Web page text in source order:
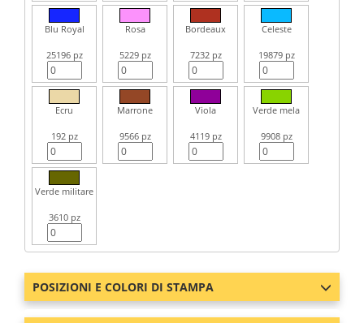
Blu Royal
25196 pz
Rosa
5229 pz
Bordeaux
7232 pz
Celeste
19879 pz
Ecru
192 pz
Marrone
9566 pz
Viola
4119 pz
Verde mela
9908 pz
Verde militare
3610 pz
POSIZIONI E COLORI DI STAMPA